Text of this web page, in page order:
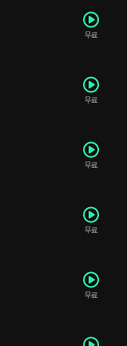
무료
무료
무료
무료
무료